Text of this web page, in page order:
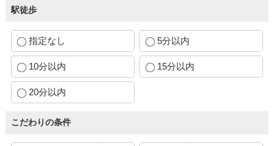
駅徒歩
指定なし 5分以内
10分以内 15分以内
20分以内
こだわりの条件